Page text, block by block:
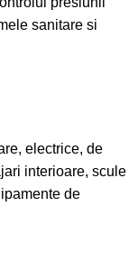
sanitare si
electrice, de
interioare, scule
de